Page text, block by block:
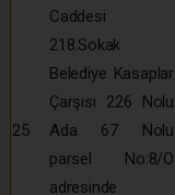
25
Caddesi
218.Sokak
Belediye Kasaplar
Çarşısı 226 Nolu
Ada 67 Nolu
parsel No:8/O
adresinde